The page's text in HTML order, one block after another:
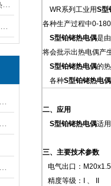
WR系列工业用S型
各种生产过程中0-
S型铂铑热电偶是
将会批示出热电偶产
S型铂铑热电偶的
各种S型铂铑热电偶
二、应用
S型铂铑热电偶适
三、主要技术参数
电气出口：
精度等级：I 、 II